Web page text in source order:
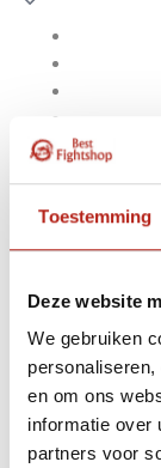
Toestemming
Deze website
We gebruiken
en om ons
informatie over
partners voor
Apply